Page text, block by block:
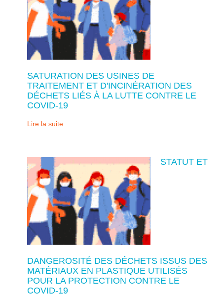
SATURATION DES USINES DE
TRAITEMENT ET D'INCINÉRATION DES
DÉCHETS LIÉS À LA LUTTE CONTRE LE
COVID-19
Lire la suite
STATUT ET
DANGEROSITÉ DES DÉCHETS ISSUS DES
MATÉRIAUX EN PLASTIQUE UTILISÉS
POUR LA PROTECTION CONTRE LE
COVID-19